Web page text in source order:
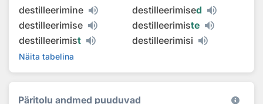
destilleerimine destilleerimised
destilleerimise
destilleerimiste
destilleerimist destilleerimisi
Näita tabelina
Päritolu andmed puuduvad